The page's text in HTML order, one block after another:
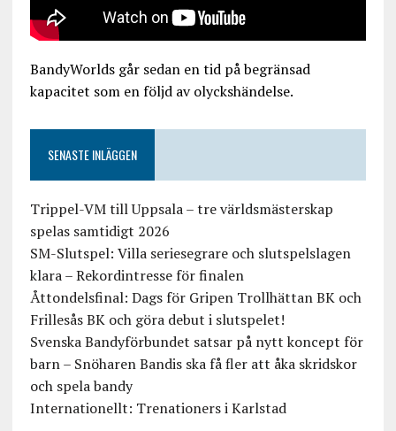
BandyWorlds går sedan en tid på begränsad
kapacitet som en följd av olyckshändelse.
SENASTE INLÄGGEN
Trippel-VM till Uppsala – tre världsmästerskap
spelas samtidigt 2026
SM-Slutspel: Villa seriesegrare och slutspelslagen
klara – Rekordintresse för finalen
Åttondelsfinal: Dags för Gripen Trollhättan BK och
Frillesås BK och göra debut i slutspelet!
Svenska Bandyförbundet satsar på nytt koncept för
barn – Snöharen Bandis ska få fler att åka skridskor
och spela bandy
Internationellt: Trenationers i Karlstad